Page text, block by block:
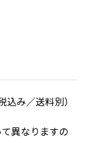
税込み／送料別）
異なりますの